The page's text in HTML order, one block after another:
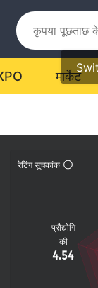
मार्केट
रेटिंग सूचकांक
प्रौद्योगि
की
4.54